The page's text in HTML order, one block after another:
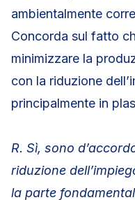
ambientalmente
Concorda sul fatto
minimizzare la
con la riduzione
principalmente in
R. Sì, sono
riduzione
la parte